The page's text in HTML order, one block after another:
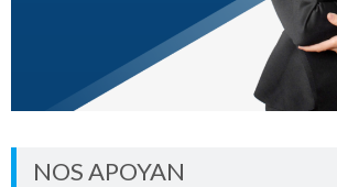
NOS APOYAN